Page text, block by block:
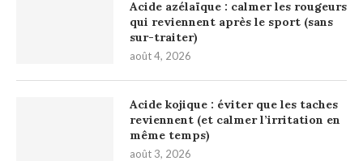
Acide azélaïque : calmer les rougeurs
qui reviennent après le sport (sans
sur-traiter)
août 4, 2026
Acide kojique : éviter que les taches
reviennent (et calmer l’irritation en
même temps)
août 3, 2026